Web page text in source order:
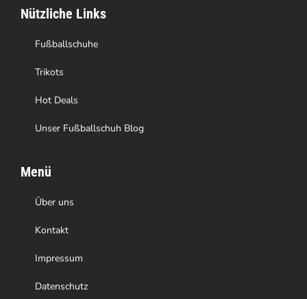
der
Produktseite
gewählt
werden
Nützliche Links
Fußballschuhe
Trikots
Hot Deals
Unser Fußballschuh Blog
Menü
Über uns
Kontakt
Impressum
Datenschutz